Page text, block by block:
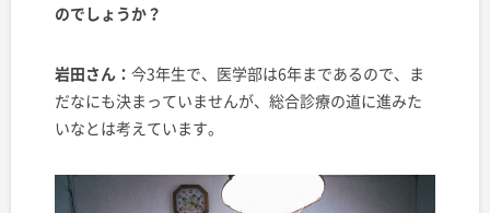
のでしょうか？
岩田さん： 今3年生で、医学部は6年まであるので、ま
だなにも決まっていませんが、総合診療の道に進みた
いなとは考えています。